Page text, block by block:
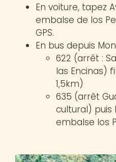
En voiture, tapez
embalse de los
GPS.
En bus depuis
622 (arrêt :
las Encinas)
1,5km)
635 (arrêt
cultural) puis
embalse los